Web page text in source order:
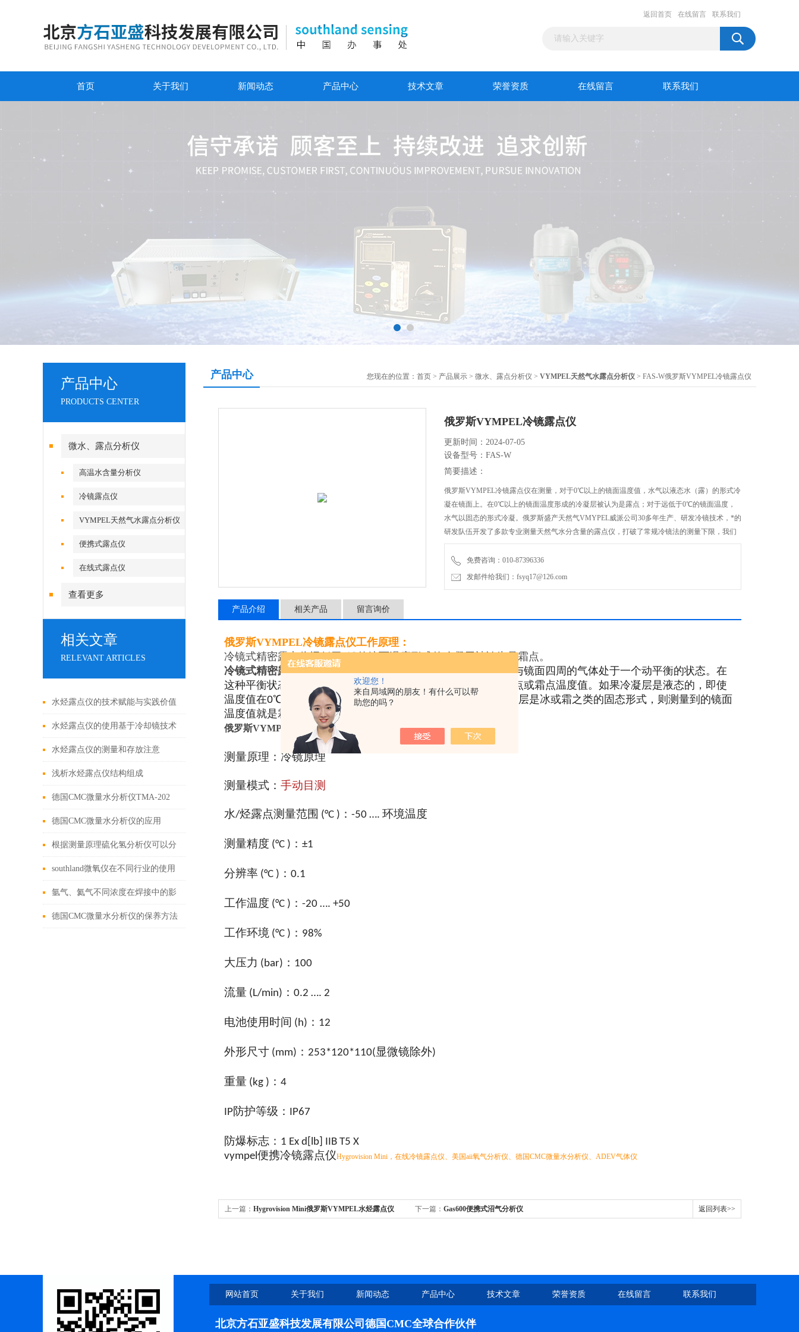
欢迎您！
来自局域网的朋友！有什么可以帮
助您的吗？
返回首页 在线留言 联系我们
首页 关于我们 新闻动态 产品中心 技术文章 荣誉资质 在线留言 联系我们
产品中心
PRODUCTS CENTER
微水、露点分析仪
高温水含量分析仪
冷镜露点仪
VYMPEL天然气水露点分析仪
便携式露点仪
在线式露点仪
查看更多
相关文章
RELEVANT ARTICLES
水烃露点仪的技术赋能与实践价值
水烃露点仪的使用基于冷却镜技术
和红外光谱分析原理
水烃露点仪的测量和存放注意
浅析水烃露点仪结构组成
德国CMC微量水分析仪TMA-202
德国CMC微量水分析仪的应用
根据测量原理硫化氢分析仪可以分
为哪些类型
southland微氧仪在不同行业的使用
规范
氩气、氦气不同浓度在焊接中的影
响
德国CMC微量水分析仪的保养方法
产品中心 您现在的位置： 首页 > 产品展示 > 微水、露点分析仪 > VYMPEL天然气水露点分析仪 > FAS-W俄罗斯VYMPEL冷镜露点仪
俄罗斯VYMPEL冷镜露点仪
更新时间：2024-07-05
设备型号：FAS-W
简要描述：
俄罗斯VYMPEL冷镜露点仪在测量，对于0℃以上的镜面温度值，水气以液态水（露）的形式冷
凝在镜面上。在0℃以上的镜面温度形成的冷凝层被认为是露点；对于远低于0℃的镜面温度，
水气以固态的形式冷凝。俄罗斯盛产天然气VMYPEL威派公司30多年生产、研发冷镜技术，*的
研发队伍开发了多款专业测量天然气水分含量的露点仪，打破了常规冷镜法的测量下限，我们
仪器的测量下限达到-80oC，同类产品中的*。
免费咨询：010-87396336
发邮件给我们：fsyq17@126.com
产品介绍 相关产品 留言询价
俄罗斯VYMPEL冷镜露点仪工作原理：
冷镜式精密露点仪远低于0℃的镜面温度形成的冷凝层被认为是霜点。
冷镜式精密露点仪是当一个恒定厚度的冷凝层处于稳定时，其与镜面四周的气体处于一个动平衡的状态。在
这种平衡状态下，通过测量镜面的温度值就可以确定气体的露点或霜点温度值。如果冷凝层是液态的，即使
温度值在0℃以下，测量到镜面温度值也是露点温度；如果冷凝层是冰或霜之类的固态形式，则测量到的镜面
温度值就是霜点温度。
俄罗斯VYMPEL冷镜露点仪 技术指标
测量原理： 冷镜原理
测量模式： 手动目测
水/烃露点测量范围 (°C )：-50 …. 环境温度
测量精度 (°C )： ±1
分辨率 (°C )：0.1
工作温度 (°C )：-20 …. +50
工作环境 (°C )：98%
大压力 (bar)：100
流量 (L/min)：0.2 …. 2
电池使用时间 (h)：12
外形尺寸 (mm)：253*120*110(显微镜除外)
重量 (kg )：4
IP防护等级： IP67
防爆标志： 1 Ex d[lb] IIB T5 X
vympel便携冷镜露点仪Hygrovision Mini，在线冷镜露点仪、美国aii氧气分析仪、德国CMC微量水分析仪、ADEV气体仪
上一篇： Hygrovision Mini俄罗斯VYMPEL水烃露点仪 下一篇： Gas600便携式沼气分析仪 返回列表>>
网站首页 关于我们 新闻动态 产品中心 技术文章 荣誉资质 在线留言 联系我们
北京方石亚盛科技发展有限公司德国CMC全球合作伙伴